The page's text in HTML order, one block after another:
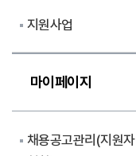
지원사업
마이페이지
채용공고관리(지원자